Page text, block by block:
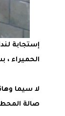
إستجابة
الحميراء ،
لا سيما
صالة